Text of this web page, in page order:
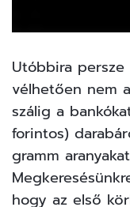
Utóbbira persze
vélhetően nem
szálig a
forintos)
gramm
hogy az első